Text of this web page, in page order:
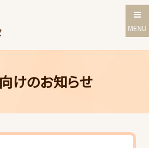
MENU
けのお知らせ